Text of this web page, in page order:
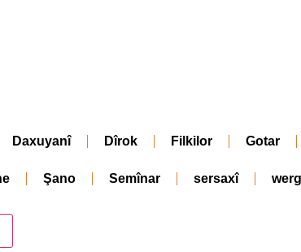
Daxuyanî Dîrok Filkilor Gotar
Şano Semînar sersaxî